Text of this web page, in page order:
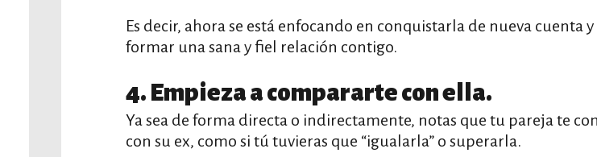
Es decir, ahora se está enfocando en conquistarla de nueva cuenta y
formar una sana y fiel relación contigo.
4. Empieza a compararte con ella.
Ya sea de forma directa o indirectamente, notas que tu pareja te
con su ex, como si tú tuvieras que “igualarla” o superarla.